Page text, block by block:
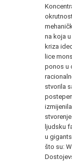
na koja
kriza
lice
ponos u
stvorila
ljudsku
u
što su: